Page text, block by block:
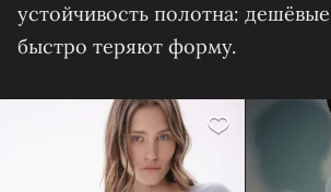
устойчивость полотна:
быстро теряют форму.